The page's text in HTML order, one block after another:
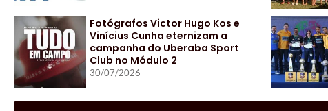
Fotógrafos Victor Hugo Kos e
Vinícius Cunha eternizam a
campanha do Uberaba Sport
Club no Módulo 2
30/07/2026